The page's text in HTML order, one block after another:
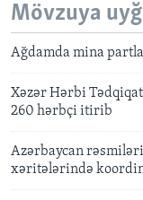
Mövzuya
Ağdamda mina
Xəzər Hərbi
260 hərbçi itirib
Azərbaycan
xəritələrində